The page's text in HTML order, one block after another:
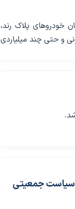
خودروهای پلاک رند،
و حتی چند میلیاردی
سیاست جمعیتی